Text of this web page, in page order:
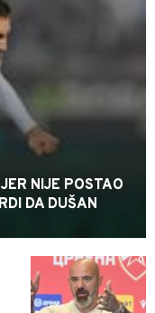
NIJE POSTAO
DA DUŠAN
0